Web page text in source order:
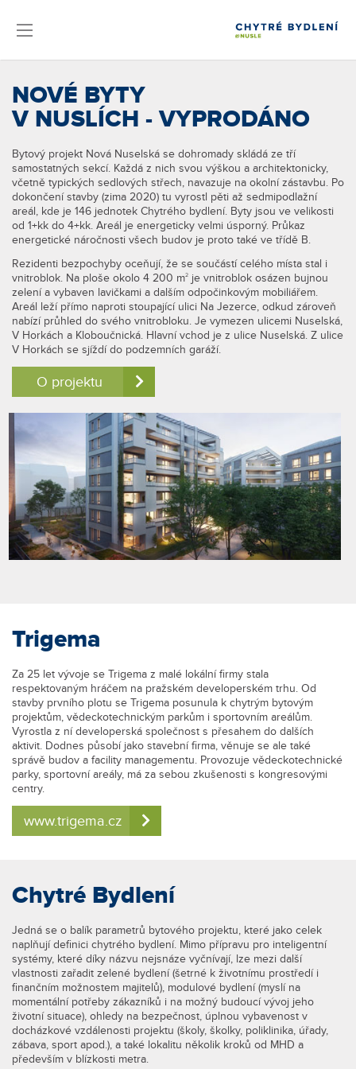
NOVÉ BYTY
V NUSLÍCH - VYPRODÁNO
Bytový projekt Nová Nuselská se dohromady skládá ze tří
samostatných sekcí. Každá z nich svou výškou a architektonicky,
včetně typických sedlových střech, navazuje na okolní zástavbu. Po
dokončení stavby (zima 2020) tu vyrostl pěti až sedmipodlažní
areál, kde je 146 jednotek Chytrého bydlení. Byty jsou ve velikosti
od 1+kk do 4+kk. Areál je energeticky velmi úsporný. Průkaz
energetické náročnosti všech budov je proto také ve třídě B.
Rezidenti bezpochyby oceňují, že se součástí celého místa stal i
vnitroblok. Na ploše okolo 4 200 m2
je vnitroblok osázen bujnou
zelení a vybaven lavičkami a dalším odpočinkovým mobiliářem.
Areál leží přímo naproti stoupající ulici Na Jezerce, odkud zároveň
nabízí průhled do svého vnitrobloku. Je vymezen ulicemi Nuselská,
V Horkách a Kloboučnická. Hlavní vchod je z ulice Nuselská. Z ulice
V Horkách se sjíždí do podzemních garáží.
O projektu
Trigema
Za 25 let vývoje se Trigema z malé lokální firmy stala
respektovaným hráčem na pražském developerském trhu. Od
stavby prvního plotu se Trigema posunula k chytrým bytovým
projektům, vědeckotechnickým parkům i sportovním areálům.
Vyrostla z ní developerská společnost s přesahem do dalších
aktivit. Dodnes působí jako stavební firma, věnuje se ale také
správě budov a facility managementu. Provozuje vědeckotechnické
parky, sportovní areály, má za sebou zkušenosti s kongresovými
centry.
www.trigema.cz
Chytré Bydlení
Jedná se o balík parametrů bytového projektu, které jako celek
naplňují definici chytrého bydlení. Mimo přípravu pro inteligentní
systémy, které díky názvu nejsnáze vyčnívají, lze mezi další
vlastnosti zařadit zelené bydlení (šetrné k životnímu prostředí i
finančním možnostem majitelů), modulové bydlení (myslí na
momentální potřeby zákazníků i na možný budoucí vývoj jeho
životní situace), ohledy na bezpečnost, úplnou vybavenost v
docházkové vzdálenosti projektu (školy, školky, poliklinika, úřady,
zábava, sport apod.), a také lokalitu několik kroků od MHD a
především v blízkosti metra.